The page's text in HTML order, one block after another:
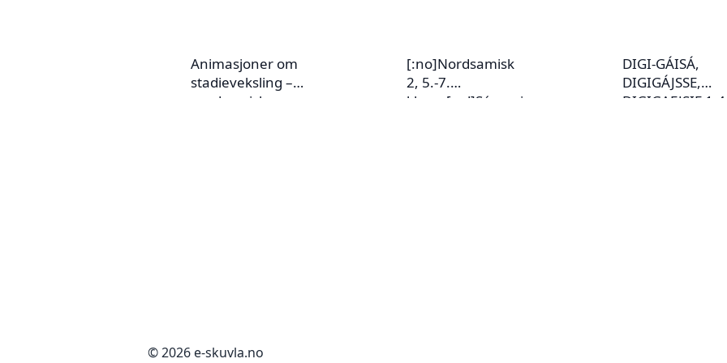
Animasjoner om
stadieveksling –
nordsamisk
[:no]Nordsamisk
2, 5.-7.
klasse[:yd]Sámegi
DIGI-GÁISÁ,
DIGIGÁJSSE,
DIGIGAEJSIE 1-4
© 2026 e-skuvla.no